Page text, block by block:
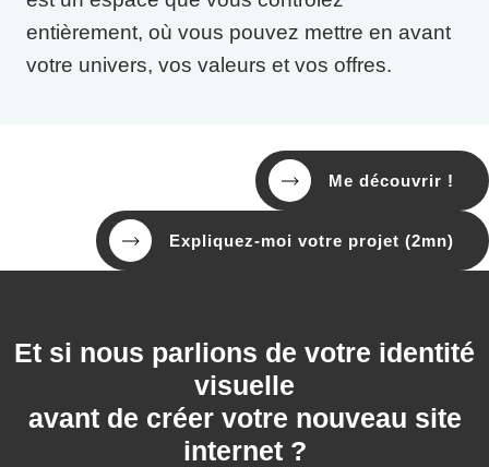
entièrement, où vous pouvez mettre en avant
votre univers, vos valeurs et vos offres.
Me découvrir !
Expliquez-moi votre projet (2mn)
Et si nous parlions de votre identité
visuelle
avant de créer votre nouveau site
internet ?